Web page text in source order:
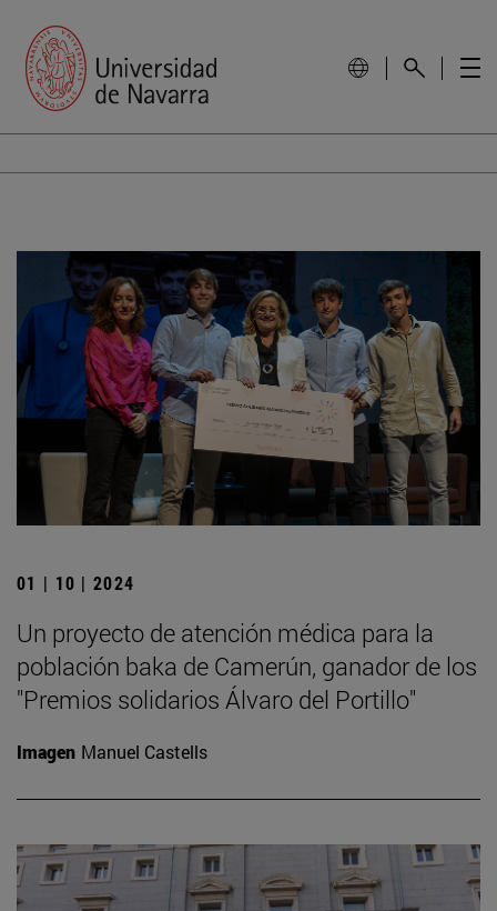
01 | 10 | 2024
Un proyecto de atención médica para la
población baka de Camerún, ganador de los
"Premios solidarios Álvaro del Portillo"
Imagen Manuel Castells